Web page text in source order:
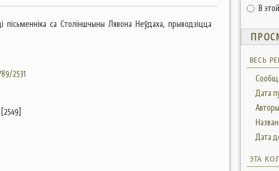
пісьменніка са Століншчыны Лявона Неўдаха, прыводзіцца
2531
В
ВЕСЬ
Дата
Авторы
Дата
ЭТА